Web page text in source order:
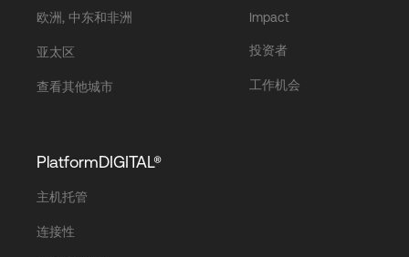
欧洲, 中东和非洲
亚太区
查看其他城市
Impact
投资者
工作机会
PlatformDIGITAL®
主机托管
连接性